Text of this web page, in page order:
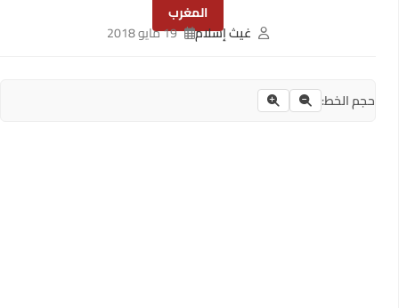
المغرب
غيث إسلام
19 مايو 2018
حجم الخط: